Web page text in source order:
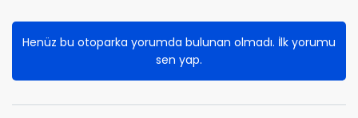
Henüz bu otoparka yorumda bulunan olmadı. İlk yorumu
sen yap.